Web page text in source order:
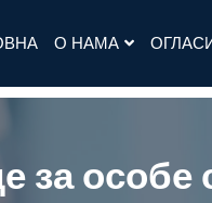
О НАМА
за особе